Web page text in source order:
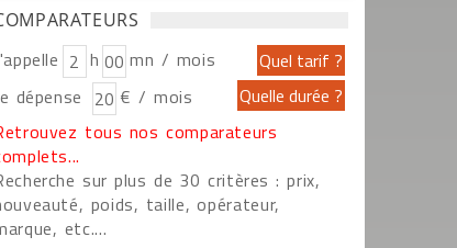
h
mn / mois
dépense
€ / mois
tous nos comparateurs
sur plus de 30 critères : prix,
poids, taille, opérateur,
etc....